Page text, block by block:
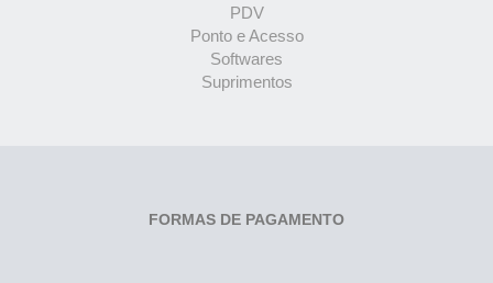
PDV
Ponto e Acesso
Softwares
Suprimentos
FORMAS DE PAGAMENTO